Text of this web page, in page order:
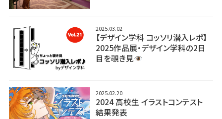
2025.03.02
【デザイン学科 コッソリ潜入レポ】
2025作品展・デザイン学科の2日
目を覗き見
2025.02.20
2024 高校生 イラストコンテスト
結果発表